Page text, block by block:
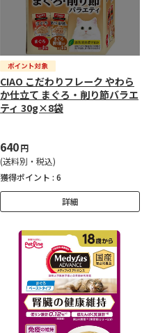
CIAO こだわりフレーク やわら
か仕立て まぐろ・削り節バラエ
ティ 30g×8袋
640円
(送料別・税込)
獲得ポイント : 6
詳細